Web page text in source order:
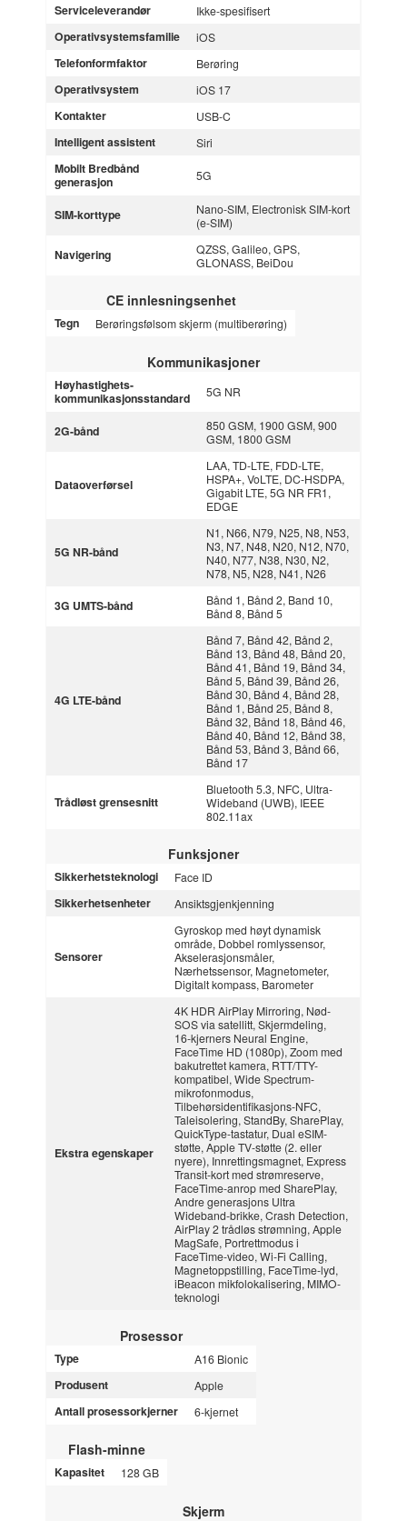
Serviceleverandør Ikke-spesifisert
Operativsystemsfamilie iOS
Telefonformfaktor Berøring
Operativsystem iOS 17
Kontakter USB-C
Intelligent assistent Siri
Mobilt Bredbånd
generasjon
5G
SIM-korttype
Nano-SIM, Electronisk SIM-kort
(e-SIM)
Navigering
QZSS, Galileo, GPS,
GLONASS, BeiDou
CE innlesningsenhet
Tegn Berøringsfølsom skjerm (multiberøring)
Kommunikasjoner
Høyhastighets-
kommunikasjonsstandard
5G NR
2G-bånd
850 GSM, 1900 GSM, 900
GSM, 1800 GSM
Dataoverførsel
LAA, TD-LTE, FDD-LTE,
HSPA+, VoLTE, DC-HSDPA,
Gigabit LTE, 5G NR FR1,
EDGE
5G NR-bånd
N1, N66, N79, N25, N8, N53,
N3, N7, N48, N20, N12, N70,
N40, N77, N38, N30, N2,
N78, N5, N28, N41, N26
3G UMTS-bånd
Bånd 1, Bånd 2, Band 10,
Bånd 8, Bånd 5
4G LTE-bånd
Bånd 7, Bånd 42, Bånd 2,
Bånd 13, Bånd 48, Bånd 20,
Bånd 41, Bånd 19, Bånd 34,
Bånd 5, Bånd 39, Bånd 26,
Bånd 30, Bånd 4, Bånd 28,
Bånd 1, Bånd 25, Bånd 8,
Bånd 32, Bånd 18, Bånd 46,
Bånd 40, Bånd 12, Bånd 38,
Bånd 53, Bånd 3, Bånd 66,
Bånd 17
Trådløst grensesnitt
Bluetooth 5.3, NFC, Ultra-
Wideband (UWB), IEEE
802.11ax
Funksjoner
Sikkerhetsteknologi Face ID
Sikkerhetsenheter Ansiktsgjenkjenning
Sensorer
Gyroskop med høyt dynamisk
område, Dobbel romlyssensor,
Akselerasjonsmåler,
Nærhetssensor, Magnetometer,
Digitalt kompass, Barometer
Ekstra egenskaper
4K HDR AirPlay Mirroring, Nød-
SOS via satellitt, Skjermdeling,
16‑kjerners Neural Engine,
FaceTime HD (1080p), Zoom med
bakutrettet kamera, RTT/TTY-
kompatibel, Wide Spectrum-
mikrofonmodus,
Tilbehørsidentifikasjons-NFC,
Taleisolering, StandBy, SharePlay,
QuickType-tastatur, Dual eSIM-
støtte, Apple TV-støtte (2. eller
nyere), Innrettingsmagnet, Express
Transit-kort med strømreserve,
FaceTime-anrop med SharePlay,
Andre generasjons Ultra
Wideband-brikke, Crash Detection,
AirPlay 2 trådløs strømning, Apple
MagSafe, Portrettmodus i
FaceTime-video, Wi-Fi Calling,
Magnetoppstilling, FaceTime-lyd,
iBeacon mikfolokalisering, MIMO-
teknologi
Prosessor
Type A16 Bionic
Produsent Apple
Antall prosessorkjerner 6-kjernet
Flash-minne
Kapasitet 128 GB
Skjerm